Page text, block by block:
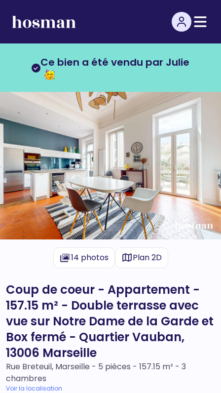
Ce bien a été vendu par Julie
14 photos Plan 2D
Coup de coeur - Appartement -
157.15 m² - Double terrasse avec
vue sur Notre Dame de la Garde et
Box fermé - Quartier Vauban,
13006 Marseille
Rue Breteuil, Marseille - 5 pièces - 157.15 m² - 3
chambres
Voir la localisation